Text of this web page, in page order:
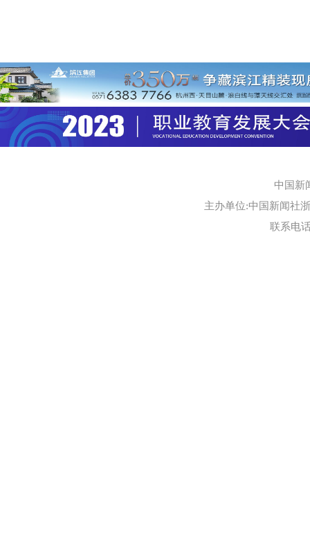
中国新
主办单位:中国新闻社
联系电